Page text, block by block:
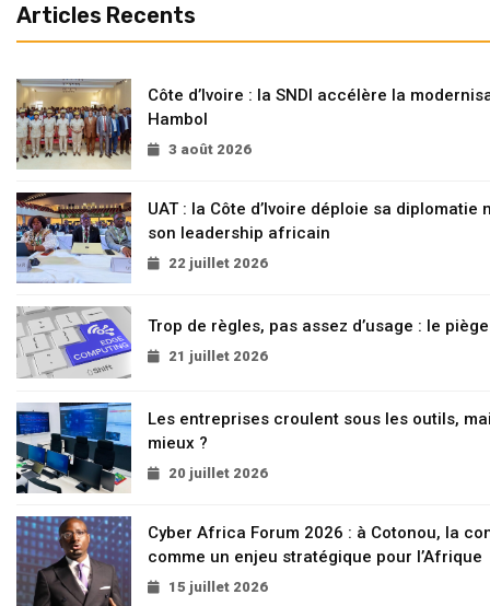
Articles Recents
Côte d’Ivoire : la SNDI accélère la
Hambol
3 août 2026
UAT : la Côte d’Ivoire déploie sa
son leadership africain
22 juillet 2026
Trop de règles, pas assez d’usage : le
21 juillet 2026
Les entreprises croulent sous les outils,
mieux ?
20 juillet 2026
Cyber Africa Forum 2026 : à Cotonou, la
comme un enjeu stratégique pour l’Afrique
15 juillet 2026